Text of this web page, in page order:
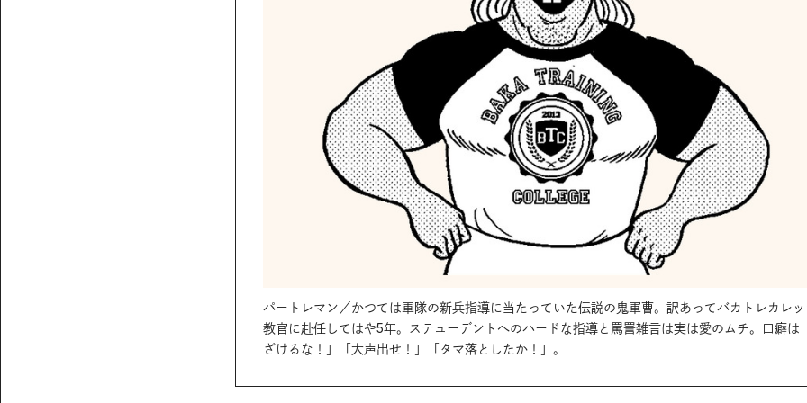
パートレマン／かつては軍隊の新兵指導に当たっていた伝説の鬼軍曹。訳あってバカトレカレ
教官に赴任してはや5年。ステューデントへのハードな指導と罵詈雑言は実は愛のムチ。口癖は
ざけるな！」「大声出せ！」「タマ落としたか！」。